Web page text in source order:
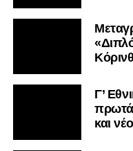
Γ’
και